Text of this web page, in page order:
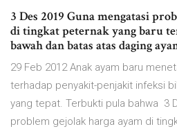
3 Des 2019 Guna mengatasi
di tingkat peternak yang baru
bawah dan batas atas daging
29 Feb 2012 Anak ayam baru
terhadap penyakit-penjakit infeksi
yang tepat. Terbukti pula bahwa 3
problem gejolak harga ayam di